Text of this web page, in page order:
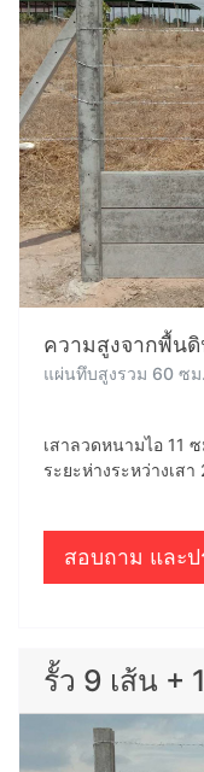
ความสูงจากพื้น
แผ่นทึบสูงรวม 60 ซม.
เสาลวดหนามไอ 11
ระยะห่างระหว่างเส
สอบถาม และป
รั้ว 9 เส้น +